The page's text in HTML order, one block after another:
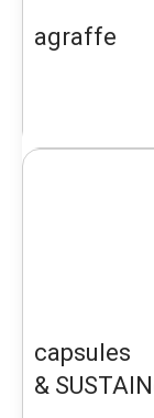
agraffe
capsules
&